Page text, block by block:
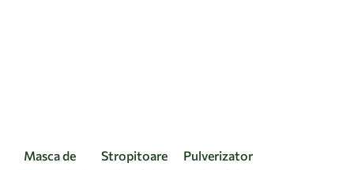
Masca de
Stropitoare
Pulverizator